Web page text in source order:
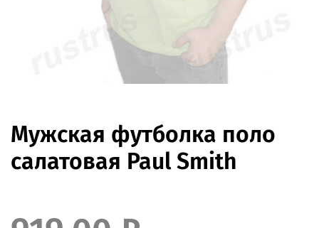
Мужская футболка поло
салатовая Paul Smith